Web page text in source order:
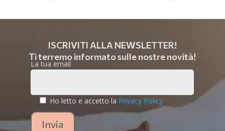
ISCRIVITI ALLA NEWSLETTER!
Ti terremo informato sulle nostre novità!
La tua email
Ho letto e accetto la Privacy Policy
Invia
Alternative: